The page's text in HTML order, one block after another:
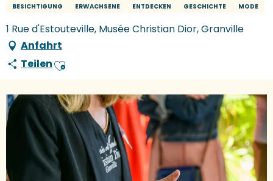
BESICHTIGUNG
ERWACHSENE ENTDECKEN GESCHICHTE MODE
1 Rue d'Estouteville, Musée Christian Dior, Granville
Anfahrt
TeilenAjouter aux favoris